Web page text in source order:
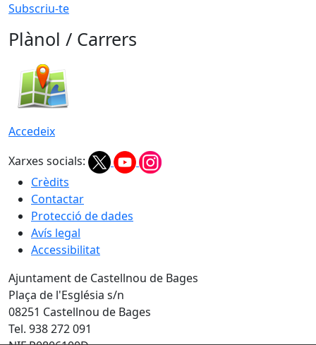
Subscriu-te
Plànol / Carrers
Accedeix
Xarxes socials:
Crèdits
Contactar
Protecció de dades
Avís legal
Accessibilitat
Ajuntament de Castellnou de Bages
Plaça de l'Església s/n
08251 Castellnou de Bages
Tel. 938 272 091